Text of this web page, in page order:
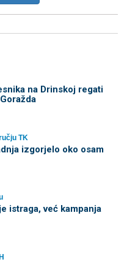
na Drinskoj regati
TK
izgorjelo oko osam
istraga, već kampanja